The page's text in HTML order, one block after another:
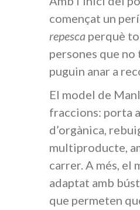
començat un
repesca perquè
persones que
puguin anar a
El model de
fraccions: porta
d’orgànica,
multiproducte,
carrer. A més, el
adaptat amb
que permeten